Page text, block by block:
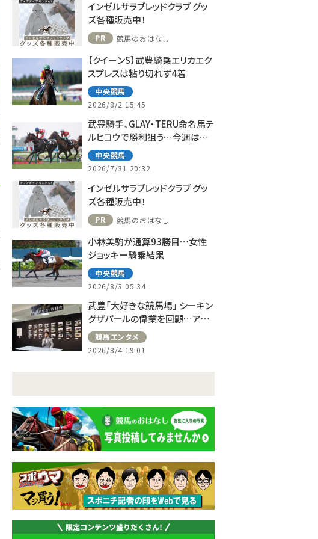
インゼルサラブレッドクラブ グッ
ズ各種販売中！
PR 競馬のおはなし
【クイーンS】武豊騎乗エリカエク
スプレスは粘り切れず4着
中央競馬
2026/8/2 15:45
武豊騎手、GLAY・TERU命名馬テ
ルヒコウで勝利狙う…今週は札
幌で10鞍
中央競馬
2026/7/31 20:32
インゼルサラブレッドクラブ グッ
ズ各種販売中！
PR 競馬のおはなし
小林美駒が通算93勝目…女性
ジョッキー騎乗結果
中央競馬
2026/8/3 05:34
武豊「大好きな競馬場」 シーキン
グザパールの偉業を回顧…アス
コット、ドーヴィルへの思い語る
競馬エンタメ
2026/8/4 19:01